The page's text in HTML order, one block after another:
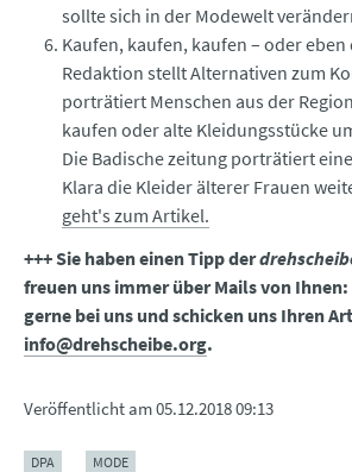
sollte sich in der Modewelt
Kaufen, kaufen, kaufen – oder eben
Redaktion stellt Alternativen zum
porträtiert Menschen aus der
kaufen oder alte Kleidungsstücke
Die Badische zeitung porträtiert
Klara die Kleider älterer Frauen
geht's zum Artikel.
+++ Sie haben einen Tipp der
freuen uns immer über Mails von Ihnen:
gerne bei uns und schicken uns Ihren
info@drehscheibe.org.
Veröffentlicht am05.12.2018 09:13
DPA MODE